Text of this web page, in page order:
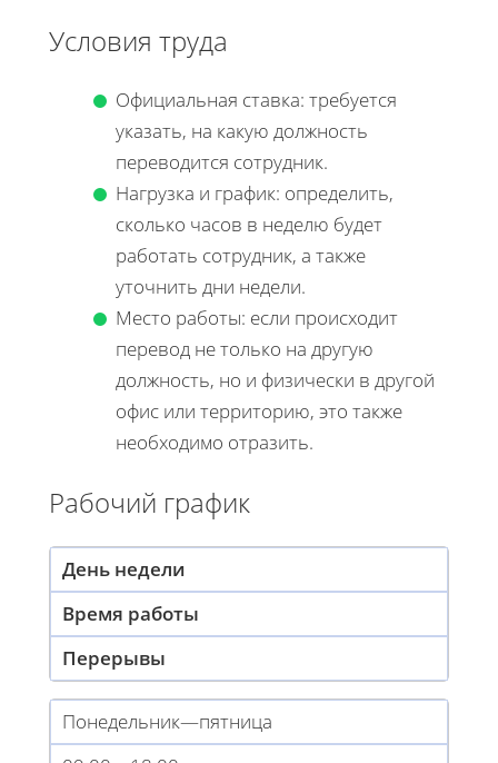
Условия труда
Официальная ставка: требуется
указать, на какую должность
переводится сотрудник.
Нагрузка и график: определить,
сколько часов в неделю будет
работать сотрудник, а также
уточнить дни недели.
Место работы: если происходит
перевод не только на другую
должность, но и физически в другой
офис или территорию, это также
необходимо отразить.
Рабочий график
День недели
Время работы
Перерывы
Понедельник—пятница